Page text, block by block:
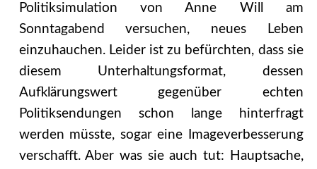
Politiksimulation von Anne Will am
Sonntagabend versuchen, neues Leben
einzuhauchen. Leider ist zu befürchten, dass sie
diesem Unterhaltungsformat, dessen
Aufklärungswert gegenüber echten
Politiksendungen schon lange hinterfragt
werden müsste, sogar eine Imageverbesserung
verschafft. Aber was sie auch tut: Hauptsache,